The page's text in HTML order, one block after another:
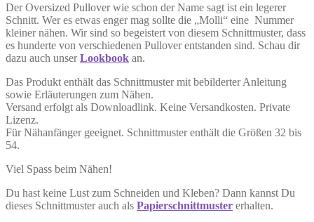
Der Oversized Pullover wie schon der Name sagt ist ein legerer
Schnitt. Wer es etwas enger mag sollte die „Molli“ eine Nummer
kleiner nähen. Wir sind so begeistert von diesem Schnittmuster, dass
es hunderte von verschiedenen Pullover entstanden sind. Schau dir
dazu auch unserLookbook an.
Das Produkt enthält das Schnittmuster mit bebilderter Anleitung
sowie Erläuterungen zum Nähen.
Versand erfolgt als Downloadlink. Keine Versandkosten. Private
Lizenz.
Für Nähanfänger geeignet. Schnittmuster enthält die Größen 32 bis
54.
Viel Spass beim Nähen!
Du hast keine Lust zum Schneiden und Kleben? Dann kannst Du
dieses Schnittmuster auch als Papierschnittmuster erhalten.